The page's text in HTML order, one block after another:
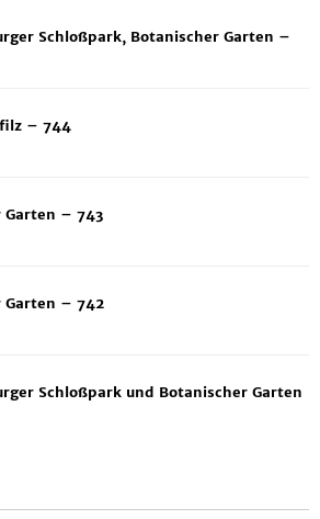
Schloßpark, Botanischer Garten –
– 744
Garten – 743
Garten – 742
Schloßpark und Botanischer Garten